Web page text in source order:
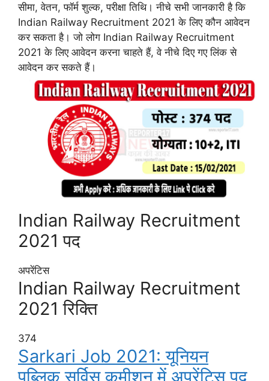
सीमा, वेतन, फॉर्म शुल्क, परीक्षा तिथि। नीचे सभी जानकारी है कि
Indian Railway Recruitment 2021 के लिए कौन आवेदन
कर सकता है। जो लोग Indian Railway Recruitment
2021 के लिए आवेदन करना चाहते हैं, वे नीचे दिए गए लिंक से
आवेदन कर सकते हैं।
Indian Railway Recruitment
2021 पद
अपरेंटिस
Indian Railway Recruitment
2021 रिक्ति
374
Sarkari Job 2021: यूनियन
पब्लिक सर्विस कमीशन में अपरेंटिस पद